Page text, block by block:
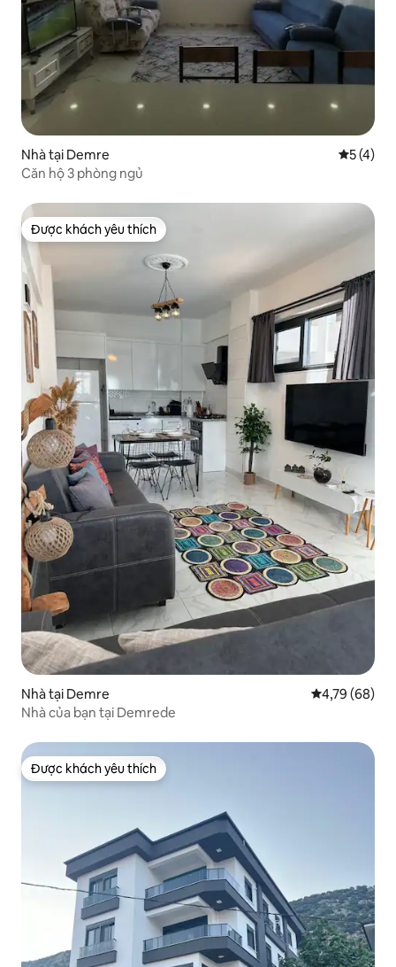
Nhà tại Demre Xếp5 (4)
Căn hộ 3 phòng ngủ
Được khách yêu thích
Được khách yêu thích
Nhà tại Demre Xếp hạng
4,79 (68)
Nhà của bạn tại Demrede
Được khách yêu thích
Được khách yêu thích